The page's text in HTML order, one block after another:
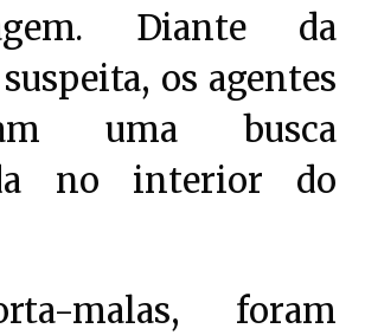
Diante da
os agentes
uma busca
no interior do
malas, foram